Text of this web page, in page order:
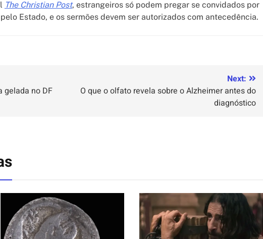
The Christian Post, estrangeiros só podem pregar se convidados por
Estado, e os sermões devem ser autorizados com antecedência.
gelada no DF
Next:
O que o olfato revela sobre o Alzheimer antes do
diagnóstico